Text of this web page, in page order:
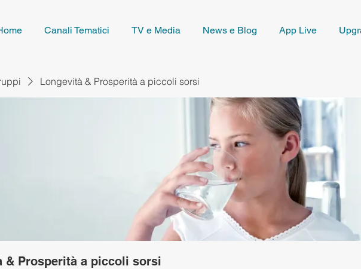
Canali Tematici TV e Media News e Blog App Live
Longevità & Prosperità a piccoli sorsi
& Prosperità a piccoli sorsi